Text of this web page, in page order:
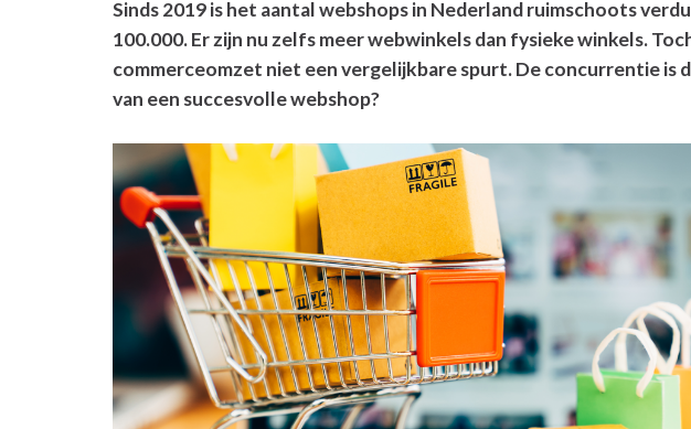
Sinds 2019 is het aantal webshops in Nederland ruimschoots
100.000. Er zijn nu zelfs meer webwinkels dan fysieke winkels.
commerceomzet niet een vergelijkbare spurt. De concurrentie is
van een succesvolle webshop?